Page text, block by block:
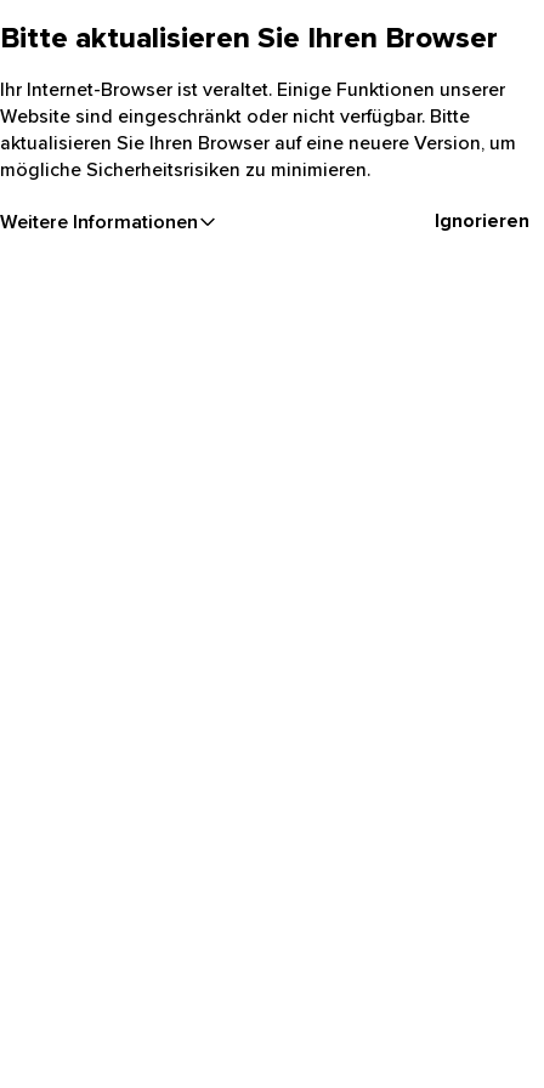
Bitte aktualisieren Sie Ihren Browser
Ihr Internet-Browser ist veraltet. Einige Funktionen unserer
Website sind eingeschränkt oder nicht verfügbar. Bitte
aktualisieren Sie Ihren Browser auf eine neuere Version, um
mögliche Sicherheitsrisiken zu minimieren.
Weitere Informationen Ignorieren